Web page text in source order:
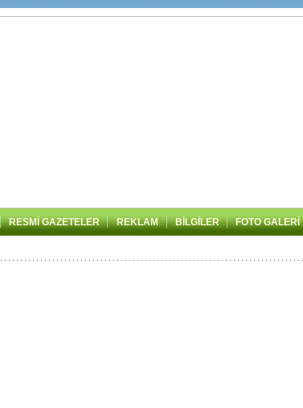
RESMİ GAZETELER REKLAM BİLGİLER FOTO GALERİ